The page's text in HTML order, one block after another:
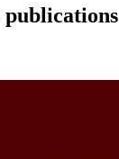
publications